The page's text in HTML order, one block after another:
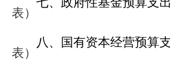
表）
八、国有资本经营预算
表）